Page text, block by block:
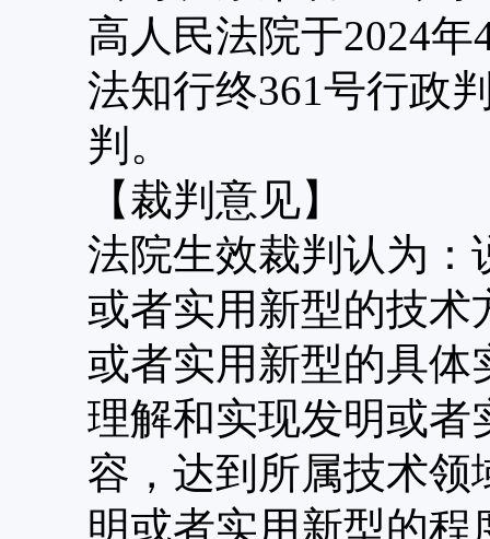
高人民法院于2024年
法知行终361号行政
判。
【裁判意见】
法院生效裁判认为：
或者实用新型的技术
或者实用新型的具体
理解和实现发明或者
容，达到所属技术领
明或者实用新型的